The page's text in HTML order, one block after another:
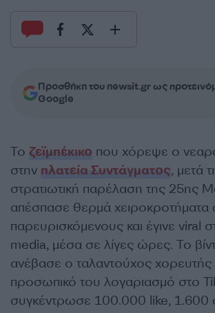
Προσθήκη του newsit.gr ως
Google
Το ζεϊμπέκικο που χόρεψε ο
στην πλατεία Συντάγματος, μετά
στρατιωτική παρέλαση της 25ης
απέσπασε θερμά χειροκροτήματα
παρευρισκόμενους και έγινε viral
media, μέσα σε λίγες ώρες. Το
ανέβασε ο ταλαντούχος χορευτής
προσωπικό του λογαριασμό στο
συγκέντρωσε 100.000 like, 1.600